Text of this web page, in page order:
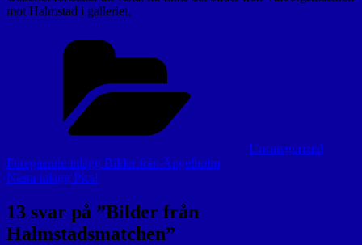
mot Halmstad i galleriet.
Uncategorized
Inläggsnavigering
Föregående
inlägg
Föregående inlägg Bilder från Ängelholm
Nästa
Nästa inlägg Pics!
13 svar på ”Bilder från
Halmstadsmatchen”